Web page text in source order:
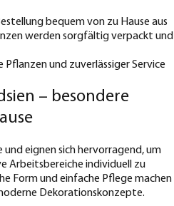
bequem von zu Hause aus
werden sorgfältig verpackt und
Pflanzen und zuverlässiger Service
– besondere
und eignen sich hervorragend, um
Arbeitsbereiche individuell zu
Form und einfache Pflege machen
Dekorationskonzepte.